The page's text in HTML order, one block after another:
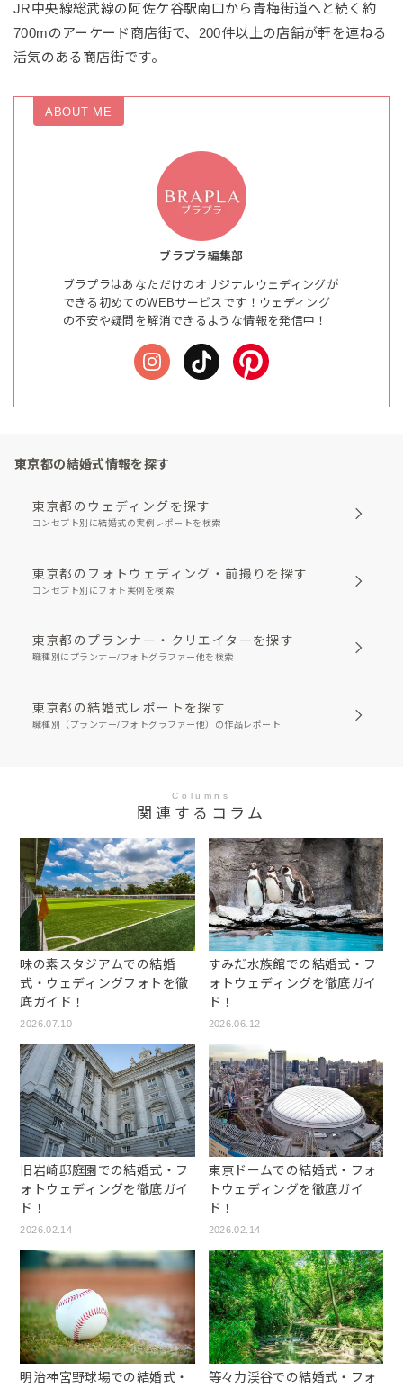
JR中央線総武線の阿佐ケ谷駅南口から青梅街道へと続く約
700mのアーケード商店街で、200件以上の店舗が軒を連ねる
活気のある商店街です。
ABOUT ME
ブラプラ編集部
ブラプラはあなただけのオリジナルウェディングが
できる初めてのWEBサービスです！ウェディング
の不安や疑問を解消できるような情報を発信中！
東京都の結婚式情報を探す
東京都のウェディングを探す
コンセプト別に結婚式の実例レポートを検索
東京都のフォトウェディング・前撮りを探す
コンセプト別にフォト実例を検索
東京都のプランナー・クリエイターを探す
職種別にプランナー/フォトグラファー他を検索
東京都の結婚式レポートを探す
職種別（プランナー/フォトグラファー他）の作品レポート
Columns
関連するコラム
味の素スタジアムでの結婚
式・ウェディングフォトを徹
底ガイド！
2026.07.10
すみだ水族館での結婚式・フ
ォトウェディングを徹底ガイ
ド！
2026.06.12
旧岩崎邸庭園での結婚式・フ
ォトウェディングを徹底ガイ
ド！
2026.02.14
東京ドームでの結婚式・フォ
トウェディングを徹底ガイ
ド！
2026.02.14
明治神宮野球場での結婚式・ 等々力渓谷での結婚式・フォ